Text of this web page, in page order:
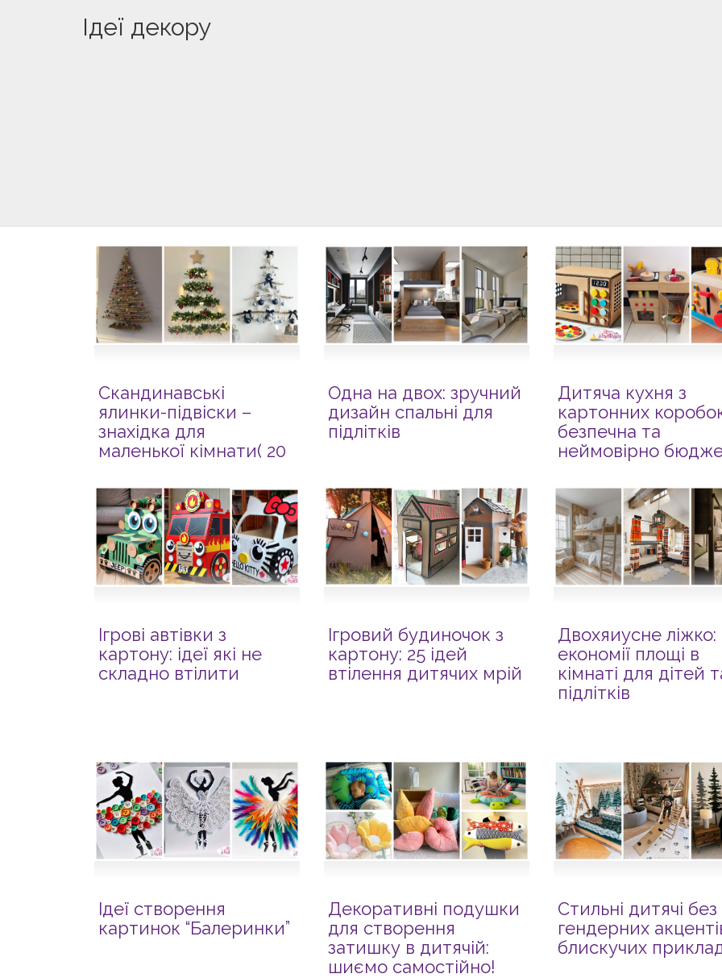
Ідеї декору
Скандинавські
ялинки-підвіски –
знахідка для
маленької кімнати( 20
Одна на двох: зручний
дизайн спальні для
підлітків
Дитяча кухня з
картонних
безпечна та
неймовірно
Ігрові автівки з
картону: ідеї які не
складно втілити
Ігровий будиночок з
картону: 25 ідей
втілення дитячих мрій
Двохяиусне ліжко:
економії площі в
кімнаті для дітей
підлітків
Ідеї створення
картинок “Балеринки”
Декоративні подушки
для створення
затишку в дитячій:
шиємо самостійно!
Стильні дитячі без
гендерних
блискучих